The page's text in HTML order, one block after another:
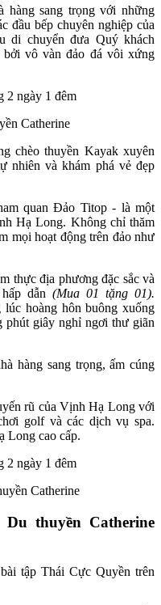
hàng sang trọng với những
đầu bếp chuyên nghiệp của
di chuyển đưa Quý khách
bởi vô vàn đảo đá vôi xứng
Catherine
chèo thuyền Kayak xuyên
nhiên và khám phá vẻ đẹp
quan Đảo Titop - là một
Hạ Long. Không chỉ thăm
mọi hoạt động trên đảo như
thực địa phương đặc sắc và
dẫn (Mua 01 tặng 01).
hoàng hôn buông xuống
giây nghỉ ngơi thư giãn
hàng sang trọng, ấm cúng
rũ của Vịnh Hạ Long với
golf và các dịch vụ spa.
Long cao cấp.
Catherine
thuyền Catherine
tập Thái Cực Quyền trên